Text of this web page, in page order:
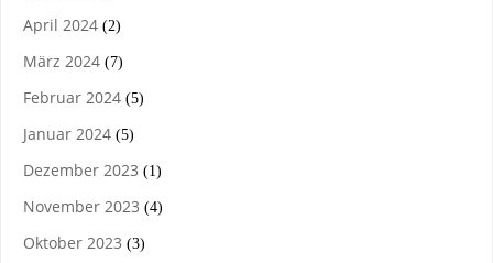
April 2024 (2)
März 2024 (7)
Februar 2024 (5)
Januar 2024 (5)
Dezember 2023 (1)
November 2023 (4)
Oktober 2023 (3)